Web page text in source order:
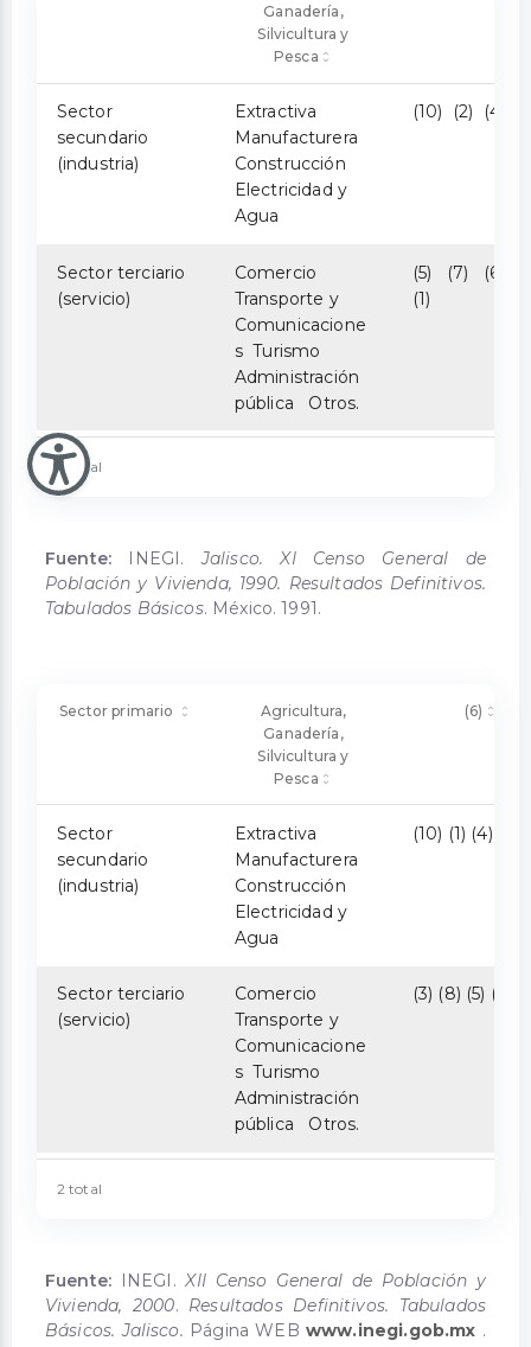
Ganadería,
Silvicultura y
Pesca
Sector
secundario
(industria)
Extractiva
Manufacturera
Construcción
Electricidad y
Agua
(10) (2) (4)
Sector terciario
(servicio)
Comercio
Transporte y
Comunicacione
s Turismo
Administración
pública Otros.
(5) (7) (6)
(1)
2 total
Fuente: INEGI.Jalisco. XI Censo General de
Población y Vivienda, 1990. Resultados Definitivos.
Tabulados Básicos. México. 1991.
Sector primario
Agricultura,
Ganadería,
Silvicultura y
Pesca
(6)
Sector
secundario
(industria)
Extractiva
Manufacturera
Construcción
Electricidad y
Agua
(10) (1) (4) (9)
Sector terciario
(servicio)
Comercio
Transporte y
Comunicacione
s Turismo
Administración
pública Otros.
(3) (8) (5) (7)
2 total
Fuente: INEGI.XII Censo General de Población y
Vivienda, 2000. Resultados Definitivos. Tabulados
Básicos. Jalisco. Página WEB www.inegi.gob.mx .